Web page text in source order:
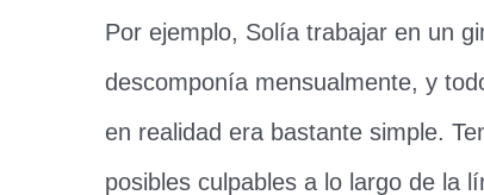
Por ejemplo, Solía ​​trabajar en un
descomponía mensualmente, y
en realidad era bastante simple.
posibles culpables a lo largo de la